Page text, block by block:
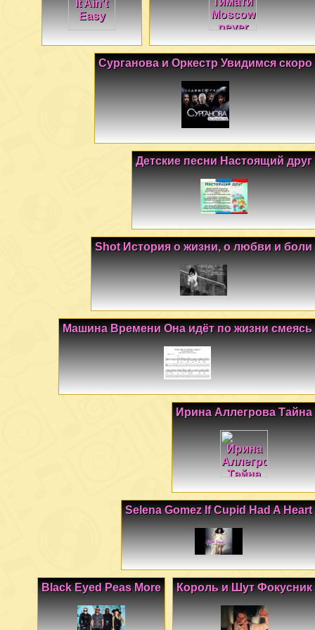
Сурганова и Оркестр Увидимся скоро
Детские песни Настоящий друг
Shot История о жизни, о любви и боли
Машина Времени Она идёт по жизни смеясь
Ирина Аллегрова Тайна
Selena Gomez If Cupid Had A Heart
Король и Шут Фокусник
Black Eyed Peas More